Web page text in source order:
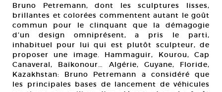
Bruno Petremann, dont les sculptures lisses,
brillantes et colorées commentent autant le goût
commun pour le clinquant que la démagogie
d’un design omniprésent, a pris le parti,
inhabituel pour lui qui est plutôt sculpteur, de
proposer une image. Hammaguir, Kourou, Cap
Canaveral, Baïkonour… Algérie, Guyane, Floride,
Kazakhstan: Bruno Petremann a considéré que
les principales bases de lancement de véhicules